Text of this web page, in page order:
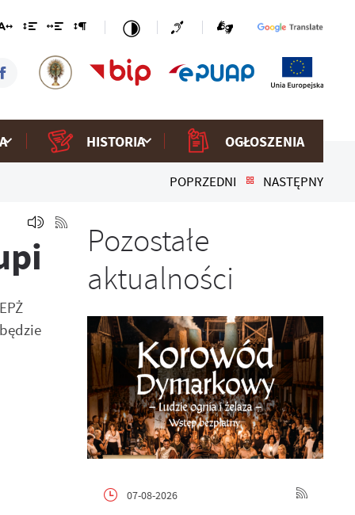
HISTORIA OGŁOSZENIA
POPRZEDNI NASTĘPNY
Pozostałe
aktualności
07-08-2026